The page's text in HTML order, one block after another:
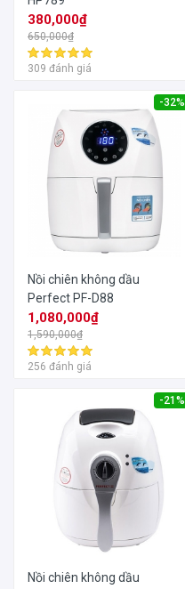
380,000₫
650,000₫
309 đánh giá
-32%
Nồi chiên không dầu
Perfect PF-D88
1,080,000₫
1,590,000₫
256 đánh giá
-21%
Nồi chiên không dầu